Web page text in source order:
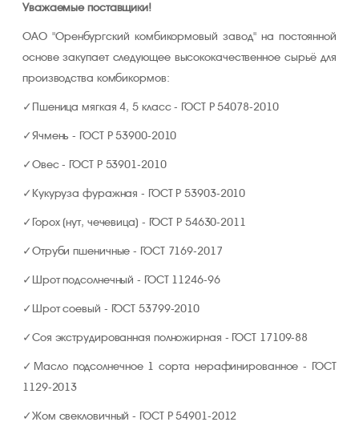
Уважаемые поставщики!
ОАО "Оренбургский комбикормовый завод" на постоянной
основе закупает следующее высококачественное сырьё для
производства комбикормов:
Пшеница мягкая 4, 5 класс - ГОСТ Р 54078-2010
Ячмень - ГОСТ Р 53900-2010
Овес - ГОСТ Р 53901-2010
Кукуруза фуражная - ГОСТ Р 53903-2010
Горох (нут, чечевица) - ГОСТ Р 54630-2011
Отруби пшеничные - ГОСТ 7169-2017
Шрот подсолнечный - ГОСТ 11246-96
Шрот соевый - ГОСТ 53799-2010
Соя экструдированная полножирная - ГОСТ 17109-88
Масло подсолнечное 1 сорта нерафинированное - ГОСТ
1129-2013
Жом свекловичный - ГОСТ Р 54901-2012